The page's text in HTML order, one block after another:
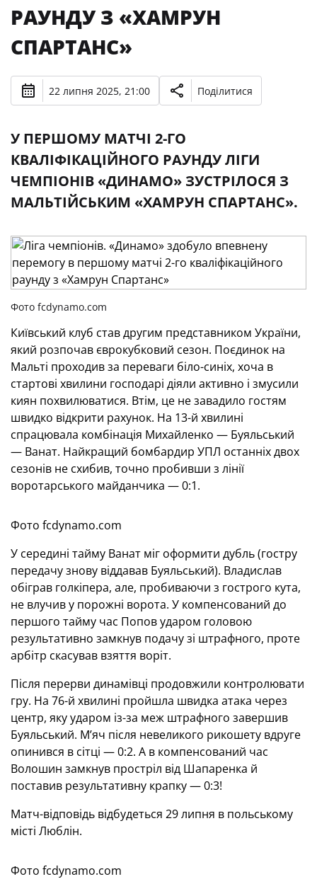
РАУНДУ З «ХАМРУН
СПАРТАНС»
22 липня 2025, 21:00 Поділитися
У ПЕРШОМУ МАТЧІ 2-ГО
КВАЛІФІКАЦІЙНОГО РАУНДУ ЛІГИ
ЧЕМПІОНІВ «ДИНАМО» ЗУСТРІЛОСЯ З
МАЛЬТІЙСЬКИМ «ХАМРУН СПАРТАНС».
Фото fcdynamo.com
Київський клуб став другим представником України,
який розпочав єврокубковий сезон. Поєдинок на
Мальті проходив за переваги біло-синіх, хоча в
стартові хвилини господарі діяли активно і змусили
киян похвилюватися. Втім, це не завадило гостям
швидко відкрити рахунок. На 13-й хвилині
спрацювала комбінація Михайленко — Буяльський
— Ванат. Найкращий бомбардир УПЛ останніх двох
сезонів не схибив, точно пробивши з лінії
воротарського майданчика — 0:1.
Фото fcdynamo.com
У середині тайму Ванат міг оформити дубль (гостру
передачу знову віддавав Буяльський). Владислав
обіграв голкіпера, але, пробиваючи з гострого кута,
не влучив у порожні ворота. У компенсований до
першого тайму час Попов ударом головою
результативно замкнув подачу зі штрафного, проте
арбітр скасував взяття воріт.
Після перерви динамівці продовжили контролювати
гру. На 76-й хвилині пройшла швидка атака через
центр, яку ударом із-за меж штрафного завершив
Буяльський. М’яч після невеликого рикошету вдруге
опинився в сітці — 0:2. А в компенсований час
Волошин замкнув простріл від Шапаренка й
поставив результативну крапку — 0:3!
Матч-відповідь відбудеться 29 липня в польському
місті Люблін.
Фото fcdynamo.com